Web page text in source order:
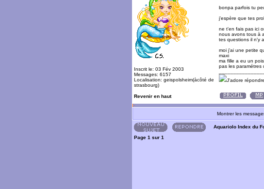
Inscrit le: 03 Fév 2003
Messages: 6157
Localisation: geispolsheim(àcôté de
strasbourg)
bonpa parfois tu
j'espère que tes
ne t'en fais pas ici
nous avons tous à
tes questions il n'y
moi j'ai une petite
maxi
ma fille a eu un
pas les paramétres
J'adore
Revenir en haut
Montrer les
Aquariolo Index du
Page 1 sur 1